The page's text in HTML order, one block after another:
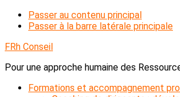
Passer au contenu principal
Passer à la barre latérale principale
FRh Conseil
Pour une approche humaine des
Formations et accompagnement